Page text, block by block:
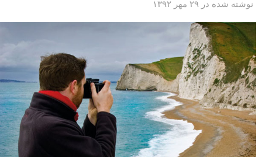
عکاس طبیعت حرفه ای را برای شما عزیزان آماده کرده ایم که به بعضی از
سوالات شما پاسخ خواهد داد. نمونه کارهایی از این عکاس در بین سوال و
جواب ها آمده که می توانند الهام بخش شما در عکاسی از طبیعت باشند. در
ادامه قسمت اول مصاحبه را آورده ایم.
ادامه مطلب
عکاسان حرفه ای -۱۸ نکته که آرزو داشتیم از وقتی یک
عکاس مبتدی بودیم می دانستیم